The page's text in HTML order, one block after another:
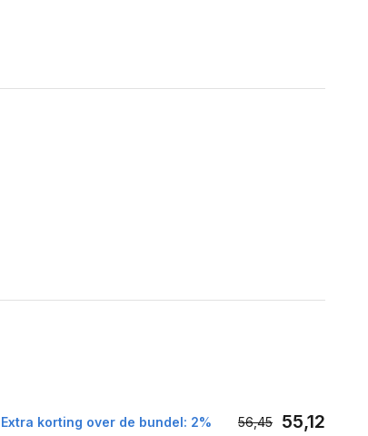
Extra korting over de bundel: 2% 56,45 55,12